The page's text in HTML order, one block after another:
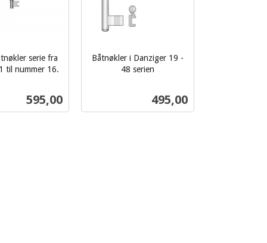
serie fra
til nummer 16.
Pris
595,00
Båtnøkler i Danziger 19 -
48 serien
Pris
495,00